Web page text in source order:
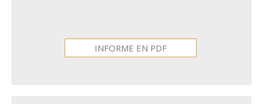
INFORME EN PDF